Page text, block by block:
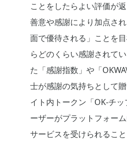
ことをしたらよい評価が返
善意や感謝により加点さ
面で優待される」ことを
らどのくらい感謝されて
た「感謝指数」や「
士が感謝の気持ちとして
イト内トークン「OK-チ
ーザーがプラットフォー
サービスを受けられるこ